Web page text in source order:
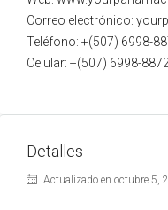
Correo electrónico:
Teléfono: +(507) 6998-
Celular: +(507) 6998-8872,
Detalles
Actualizado en octubre 5,